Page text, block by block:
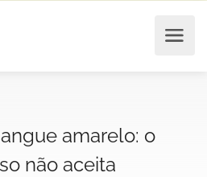
amarelo: o
não aceita